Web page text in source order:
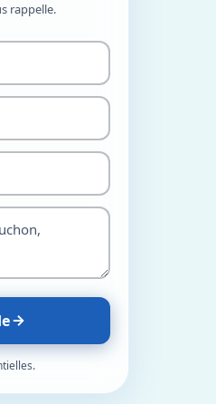
rappelle.